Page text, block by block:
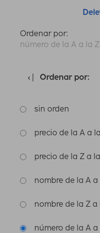
Ordenar por:
número de la A a la Z
Ordenar por:
sin orden
precio de la A a
precio de la Z a
nombre de la A a
nombre de la Z a
número de la A a